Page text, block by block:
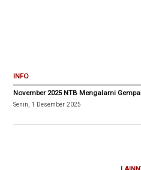
INFO
November 2025 NTB Mengalami
Senin, 1 Desember 2025